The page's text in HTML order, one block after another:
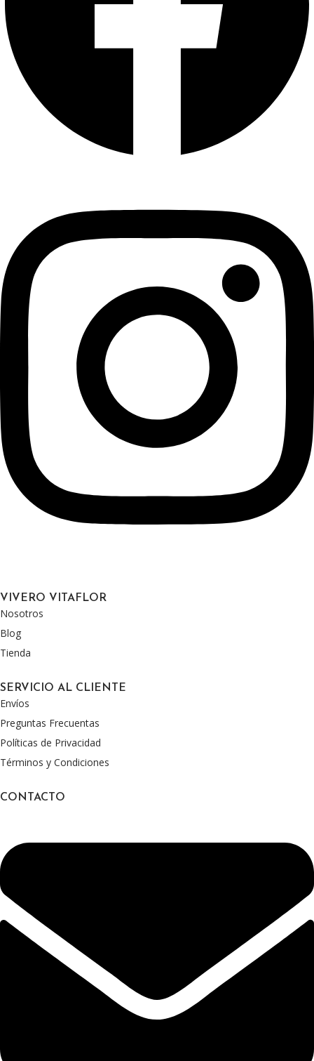
VIVERO VITAFLOR
Nosotros
Blog
Tienda
SERVICIO AL CLIENTE
Envíos
Preguntas Frecuentas
Políticas de Privacidad
Términos y Condiciones
CONTACTO